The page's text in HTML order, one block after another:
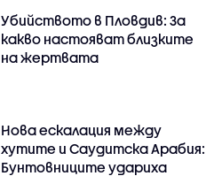
Убийството в Пловдив: За
какво настояват близките
на жертвата
Нова ескалация между
хутите и Саудитска Арабия:
Бунтовниците удариха